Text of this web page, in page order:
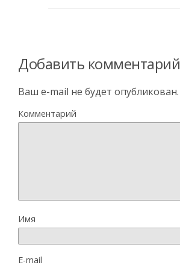
Добавить комментарий
Ваш e-mail не будет опубликован.
Комментарий
Имя
E-mail